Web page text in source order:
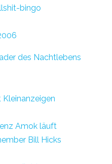
bingo
des Nachtlebens
Kleinanzeigen
Amok läuft
Bill Hicks